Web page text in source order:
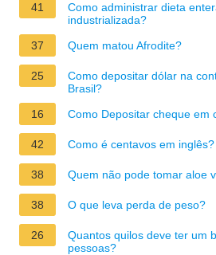
41
Como administrar dieta
industrializada?
37
Quem matou Afrodite?
25
Como depositar dólar na
Brasil?
16
Como Depositar cheque em
42 Como é centavos em inglês?
38 Quem não pode tomar aloe
38 O que leva perda de peso?
26
Quantos quilos deve ter um
pessoas?